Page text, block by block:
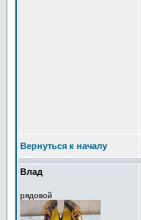
Вернуться к началу
Влад
рядовой